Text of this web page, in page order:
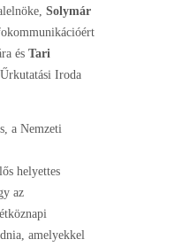
Solymár
és Tari
Iroda
a Nemzeti
helyettes
az
amelyekkel